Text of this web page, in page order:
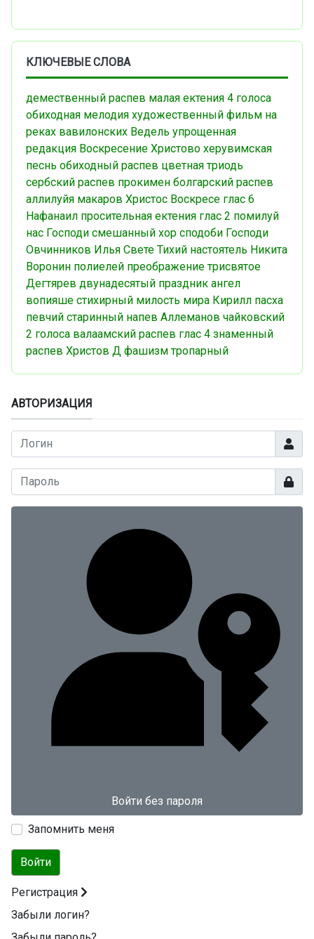
КЛЮЧЕВЫЕ СЛОВА
демественный распев малая ектения 4 голоса
обиходная мелодия художественный фильм на
реках вавилонских Ведель упрощенная
редакция Воскресение Христово херувимская
песнь обиходный распев цветная триодь
сербский распев прокимен болгарский распев
аллилуйя макаров Христос Воскресе глас 6
Нафанаил просительная ектения глас 2 помилуй
нас Господи смешанный хор сподоби Господи
Овчинников Илья Свете Тихий настоятель Никита
Воронин полиелей преображение трисвятое
Дегтярев двунадесятый праздник ангел
вопияше стихирный милость мира Кирилл пасха
певчий старинный напев Аллеманов чайковский
2 голоса валаамский распев глас 4 знаменный
распев Христов Д фашизм тропарный
АВТОРИЗАЦИЯ
Логин
Войти без пароля
Запомнить меня
Войти
Регистрация
Забыли логин?